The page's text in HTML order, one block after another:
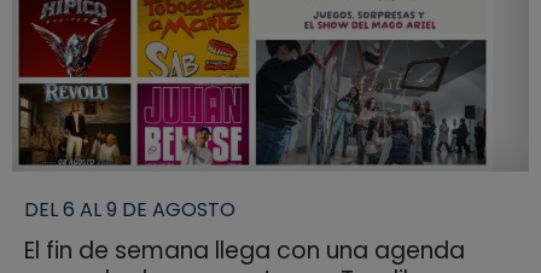
DEL 6 AL 9 DE AGOSTO
El fin de semana llega con una agenda